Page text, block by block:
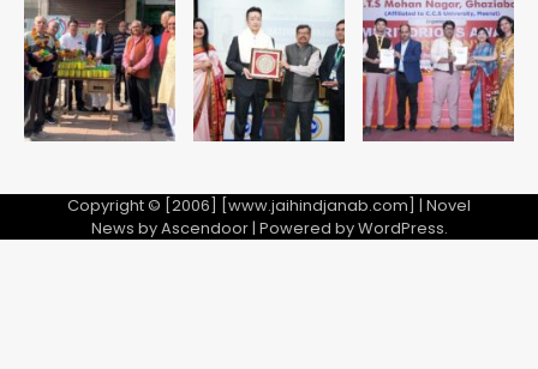
Copyright © [2006] [www.jaihindjanab.com] | Novel
News byAscendoor| Powered byWordPress.